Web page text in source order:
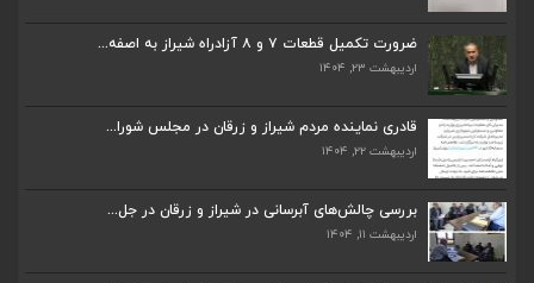
ضرورت تکمیل قطعات ۷ و ۸ آزادراه شیراز به اصفه...
اردیبهشت ۲۳, ۱۴۰۴
قادری نماینده مردم شیراز و زرقان در مجلس شورا...
اردیبهشت ۲۲, ۱۴۰۴
بررسی چالش‌های آبرسانی در شیراز و زرقان در جل...
اردیبهشت ۱۱, ۱۴۰۴
اردیبهشت ۲۳, ۱۴۰۴
قادری نماینده مردم شیراز و زرقان در مجلس شورا...
بررسی چالش‌های آبرسانی در شیراز و زرقان در جل...
جلسه اعضای شورای بخش مرکزی شیراز با دفتر دکتر...